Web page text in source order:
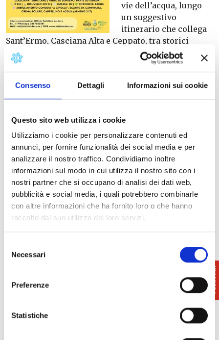
Consenso Dettagli Informazioni sui cookie
Questo sito web utilizza i cookie
Utilizziamo i cookie per personalizzare contenuti ed
annunci, per fornire funzionalità dei social media e per
analizzare il nostro traffico. Condividiamo inoltre
informazioni sul modo in cui utilizza il nostro sito con i
nostri partner che si occupano di analisi dei dati web,
pubblicità e social media, i quali potrebbero combinarle
con altre informazioni che ha fornito loro o che hanno
raccolto dal suo utilizzo dei loro servizi.
delNecessari
Preferenze
Statistiche
vie dell’acqua, lungo
un suggestivo
itinerario che collega
Sant’Ermo, Casciana Alta e Ceppato, tra storici
lavatoi, sorgenti e testimonianze di un passato ricco
di storia, tradizioni e bellezze naturali.
difficoltà facile, per immergersi nei paesaggi della
Valdera e riscoprire angoli autentici del nostro
Al termine dell’escursione è prevista una piccola
merenda presso il Circolo ARCI Ceccotti Dante.
Ritrovo alle ore 17.00 in Via delle Case Nuove,
Sant’Ermo
Evento gratuito con prenotazione consigliata.
Info e Prenotazioni:
Ufficio Turistico di Pontedera e Valdera
388.7583081
info@visitvaldera.eu